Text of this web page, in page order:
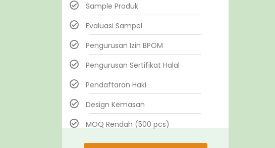
Sample Produk
Evaluasi Sampel
Pengurusan Izin BPOM
Pengurusan Sertifikat Halal
Pendaftaran Haki
Design Kemasan
MOQ Rendah (500 pcs)